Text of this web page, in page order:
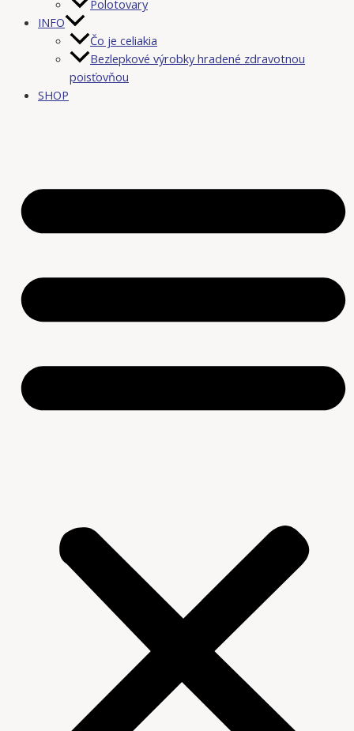
Polotovary
INFO
Čo je celiakia
Bezlepkové výrobky hradené zdravotnou
poisťovňou
SHOP